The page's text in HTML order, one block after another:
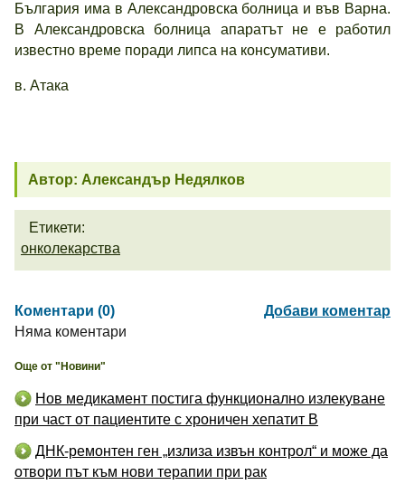
България има в Александровска болница и във Варна.
В Александровска болница апаратът не е работил
известно време поради липса на консумативи.
в. Атака
Автор: Александър Недялков
Етикети:
онколекарства
Коментари (0)
Добави коментар
Няма коментари
Още от "Новини"
Нов медикамент постига функционално излекуване
при част от пациентите с хроничен хепатит B
ДНК-ремонтен ген „излиза извън контрол“ и може да
отвори път към нови терапии при рак